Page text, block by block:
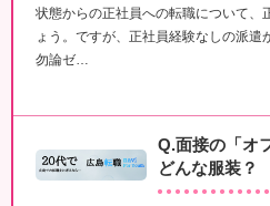
状態からの正社員への転職について、
ょう。ですが、正社員経験なしの派遣
勿論ゼ…
Q.面接の「オ
どんな服装？